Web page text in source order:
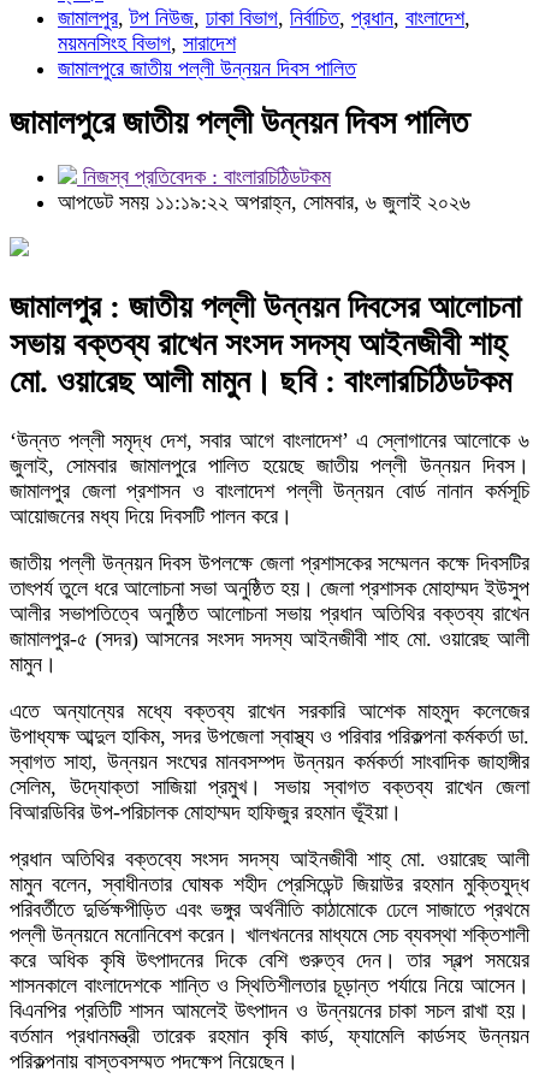
জামালপুর,টপ নিউজ, ঢাকা বিভাগ, নির্বাচিত, প্রধান, বাংলাদেশ,
ময়মনসিংহ বিভাগ, সারাদেশ
জামালপুরে জাতীয় পল্লী উন্নয়ন দিবস পালিত
জামালপুরে জাতীয় পল্লী উন্নয়ন দিবস পালিত
নিজস্ব প্রতিবেদক : বাংলারচিঠিডটকম
আপডেট সময় ১১:১৯:২২ অপরাহ্ন, সোমবার, ৬ জুলাই ২০২৬
জামালপুর : জাতীয় পল্লী উন্নয়ন দিবসের আলোচনা
সভায় বক্তব্য রাখেন সংসদ সদস্য আইনজীবী শাহ্
মো. ওয়ারেছ আলী মামুন। ছবি : বাংলারচিঠিডটকম
‘উন্নত পল্লী সমৃদ্ধ দেশ, সবার আগে বাংলাদেশ’ এ স্লোগানের আলোকে ৬
জুলাই, সোমবার জামালপুরে পালিত হয়েছে জাতীয় পল্লী উন্নয়ন দিবস।
জামালপুর জেলা প্রশাসন ও বাংলাদেশ পল্লী উন্নয়ন বোর্ড নানান কর্মসূচি
আয়োজনের মধ্য দিয়ে দিবসটি পালন করে।
জাতীয় পল্লী উন্নয়ন দিবস উপলক্ষে জেলা প্রশাসকের সম্মেলন কক্ষে দিবসটির
তাৎপর্য তুলে ধরে আলোচনা সভা অনুষ্ঠিত হয়। জেলা প্রশাসক মোহাম্মদ ইউসুপ
আলীর সভাপতিত্বে অনুষ্ঠিত আলোচনা সভায় প্রধান অতিথির বক্তব্য রাখেন
জামালপুর-৫ (সদর) আসনের সংসদ সদস্য আইনজীবী শাহ মো. ওয়ারেছ আলী
মামুন।
এতে অন্যান্যের মধ্যে বক্তব্য রাখেন সরকারি আশেক মাহমুদ কলেজের
উপাধ্যক্ষ আব্দুল হাকিম, সদর উপজেলা স্বাস্থ্য ও পরিবার পরিকল্পনা কর্মকর্তা ডা.
স্বাগত সাহা, উন্নয়ন সংঘের মানবসম্পদ উন্নয়ন কর্মকর্তা সাংবাদিক জাহাঙ্গীর
সেলিম, উদ্যোক্তা সাজিয়া প্রমুখ। সভায় স্বাগত বক্তব্য রাখেন জেলা
বিআরডিবির উপ-পরিচালক মোহাম্মদ হাফিজুর রহমান ভূঁইয়া।
প্রধান অতিথির বক্তব্যে সংসদ সদস্য আইনজীবী শাহ্ মো. ওয়ারেছ আলী
মামুন বলেন, স্বাধীনতার ঘোষক শহীদ প্রেসিডেন্ট জিয়াউর রহমান মুক্তিযুদ্ধ
পরিবর্তীতে দুর্ভিক্ষপীড়িত এবং ভঙ্গুর অর্থনীতি কাঠামোকে ঢেলে সাজাতে প্রথমে
পল্লী উন্নয়নে মনোনিবেশ করেন। খালখননের মাধ্যমে সেচ ব্যবস্থা শক্তিশালী
করে অধিক কৃষি উৎপাদনের দিকে বেশি গুরুত্ব দেন। তার স্বল্প সময়ের
শাসনকালে বাংলাদেশকে শান্তি ও স্থিতিশীলতার চূড়ান্ত পর্যায়ে নিয়ে আসেন।
বিএনপির প্রতিটি শাসন আমলেই উৎপাদন ও উন্নয়নের চাকা সচল রাখা হয়।
বর্তমান প্রধানমন্ত্রী তারেক রহমান কৃষি কার্ড, ফ্যামেলি কার্ডসহ উন্নয়ন
পরিকল্পনায় বাস্তবসম্মত পদক্ষেপ নিয়েছেন।